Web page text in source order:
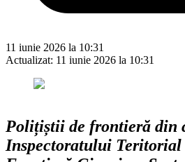
11 iunie 2026 la 10:31
Actualizat: 11 iunie 2026 la 10:31
Polițiștii de frontieră din
Inspectoratului